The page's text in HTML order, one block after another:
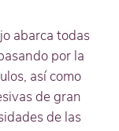
abarca todas
por la
así como
de gran
de las